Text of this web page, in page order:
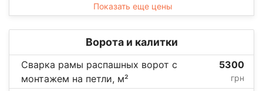
Показать еще цены
Ворота и калитки
Сварка рамы распашных ворот с
монтажем на петли, м²
5300
грн